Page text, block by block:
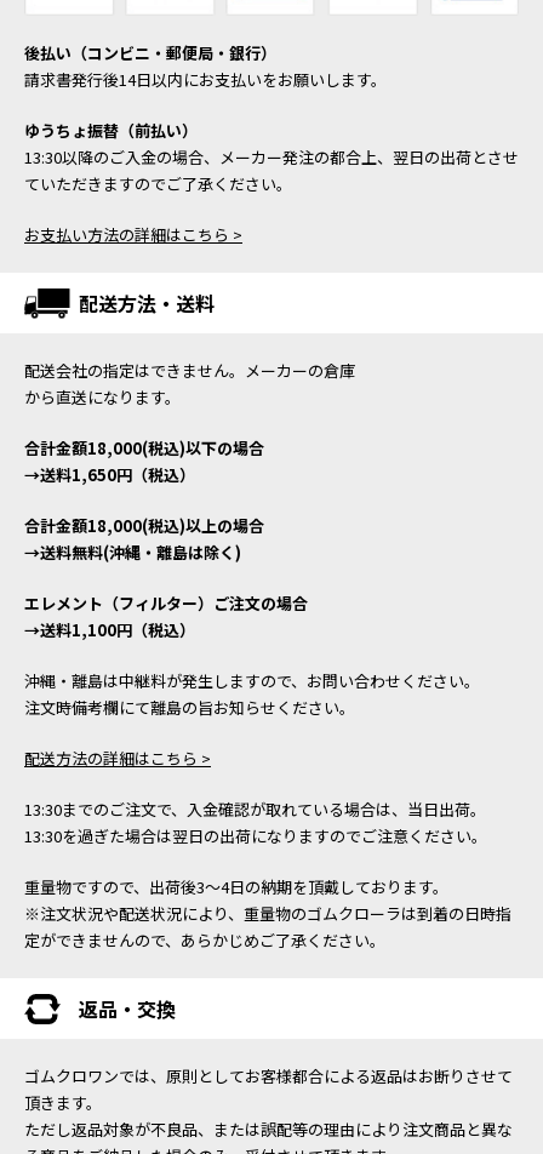
後払い（コンビニ・郵便局・銀行）
請求書発行後14日以内にお支払いをお願いします。
ゆうちょ振替（前払い）
13:30以降のご入金の場合、メーカー発注の都合上、翌日の出荷とさせ
ていただきますのでご了承ください。
お支払い方法の詳細はこちら >
配送方法・送料
配送会社の指定はできません。メーカーの倉庫
から直送になります。
合計金額18,000(税込)以下の場合
→送料1,650円（税込）
合計金額18,000(税込)以上の場合
→送料無料(沖縄・離島は除く)
エレメント（フィルター）ご注文の場合
→送料1,100円（税込）
沖縄・離島は中継料が発生しますので、お問い合わせください。
注文時備考欄にて離島の旨お知らせください。
配送方法の詳細はこちら >
13:30までのご注文で、入金確認が取れている場合は、当日出荷。
13:30を過ぎた場合は翌日の出荷になりますのでご注意ください。
重量物ですので、出荷後3～4日の納期を頂戴しております。
※注文状況や配送状況により、重量物のゴムクローラは到着の日時指
定ができませんので、あらかじめご了承ください。
返品・交換
ゴムクロワンでは、原則としてお客様都合による返品はお断りさせて
頂きます。
ただし返品対象が不良品、または誤配等の理由により注文商品と異な